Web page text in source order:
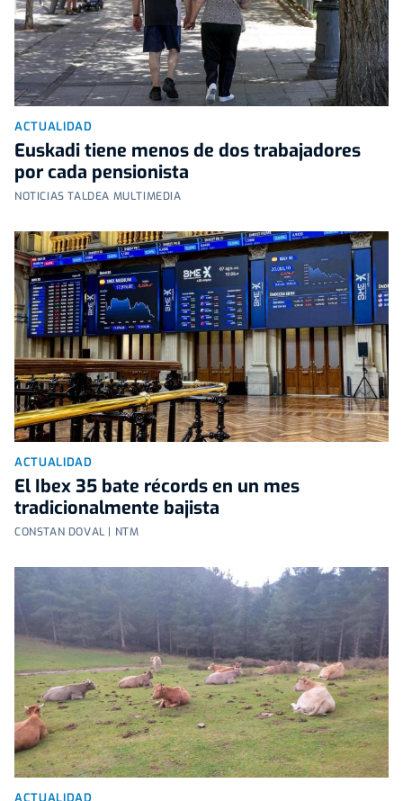
ACTUALIDAD
Euskadi tiene menos de dos trabajadores
por cada pensionista
NOTICIAS TALDEA MULTIMEDIA
ACTUALIDAD
El Ibex 35 bate récords en un mes
tradicionalmente bajista
CONSTAN DOVAL | NTM
ACTUALIDAD